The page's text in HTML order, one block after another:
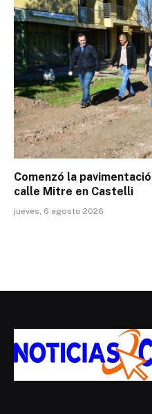
Comenzó la
calle Mitre en Castelli
jueves, 6 agosto 2026